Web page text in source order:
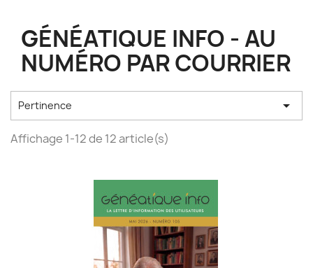
GÉNÉATIQUE INFO - AU
NUMÉRO PAR COURRIER
Pertinence 
Affichage 1-12 de 12 article(s)